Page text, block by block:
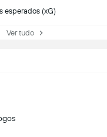
esperados (xG)
Ver tudo